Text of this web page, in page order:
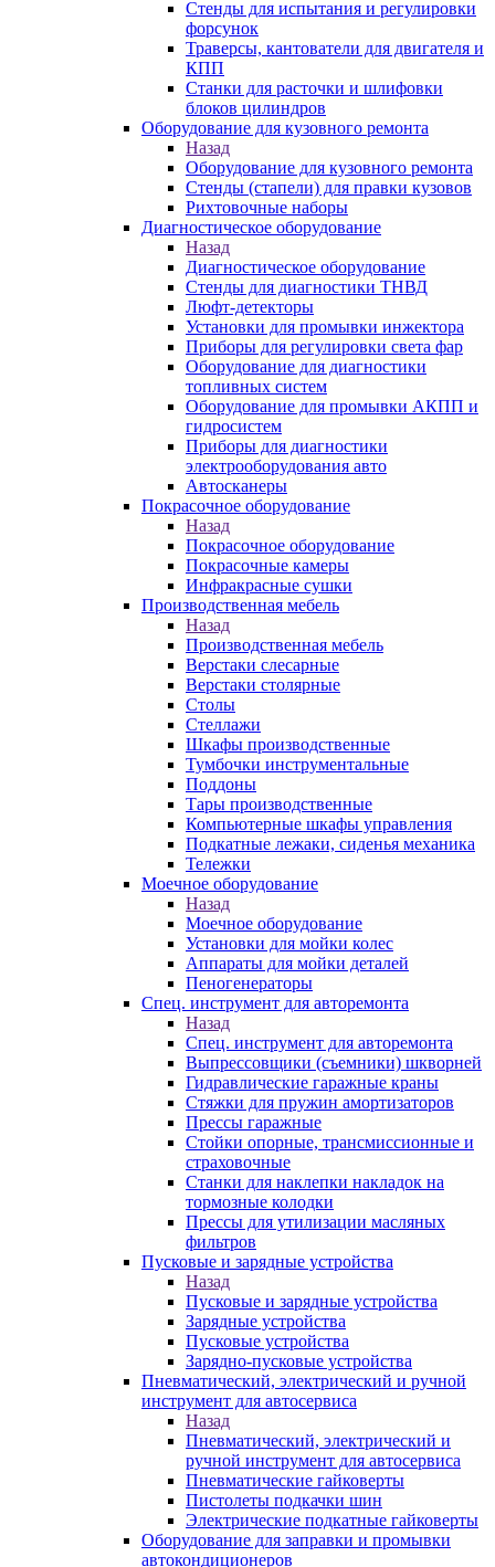
Стенды для испытания и регулировки
форсунок
Траверсы, кантователи для двигателя и
КПП
Станки для расточки и шлифовки
блоков цилиндров
Оборудование для кузовного ремонта
Назад
Оборудование для кузовного ремонта
Стенды (стапели) для правки кузовов
Рихтовочные наборы
Диагностическое оборудование
Назад
Диагностическое оборудование
Стенды для диагностики ТНВД
Люфт-детекторы
Установки для промывки инжектора
Приборы для регулировки света фар
Оборудование для диагностики
топливных систем
Оборудование для промывки АКПП и
гидросистем
Приборы для диагностики
электрооборудования авто
Автосканеры
Покрасочное оборудование
Назад
Покрасочное оборудование
Покрасочные камеры
Инфракрасные сушки
Производственная мебель
Назад
Производственная мебель
Верстаки слесарные
Верстаки столярные
Столы
Стеллажи
Шкафы производственные
Тумбочки инструментальные
Поддоны
Тары производственные
Компьютерные шкафы управления
Подкатные лежаки, сиденья механика
Тележки
Моечное оборудование
Назад
Моечное оборудование
Установки для мойки колес
Аппараты для мойки деталей
Пеногенераторы
Спец. инструмент для авторемонта
Назад
Спец. инструмент для авторемонта
Выпрессовщики (съемники) шкворней
Гидравлические гаражные краны
Стяжки для пружин амортизаторов
Прессы гаражные
Стойки опорные, трансмиссионные и
страховочные
Станки для наклепки накладок на
тормозные колодки
Прессы для утилизации масляных
фильтров
Пусковые и зарядные устройства
Назад
Пусковые и зарядные устройства
Зарядные устройства
Пусковые устройства
Зарядно-пусковые устройства
Пневматический, электрический и ручной
инструмент для автосервиса
Назад
Пневматический, электрический и
ручной инструмент для автосервиса
Пневматические гайковерты
Пистолеты подкачки шин
Электрические подкатные гайковерты
Оборудование для заправки и промывки
автокондиционеров